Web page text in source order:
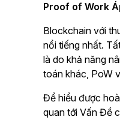
Proof of Work
Blockchain với
nổi tiếng nhất.
là do khả năng
toán khác, PoW
Để hiểu được
quan tới Vấn Đề